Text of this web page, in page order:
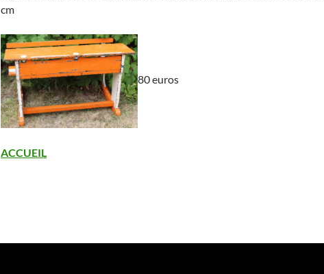
cm
80 euros
ACCUEIL